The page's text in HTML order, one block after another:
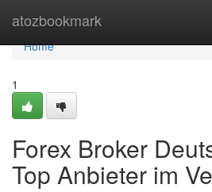
atozbookmark
Home
Home
1
Forex Broker
Top Anbieter im